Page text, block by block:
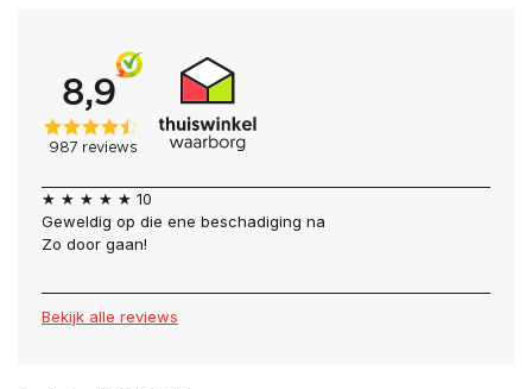
★ ★ ★ ★ ★ 10
Geweldig op die ene beschadiging na
Zo door gaan!
Bekijk alle reviews